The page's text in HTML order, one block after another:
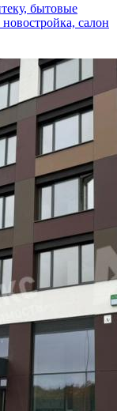
бытовые
салон